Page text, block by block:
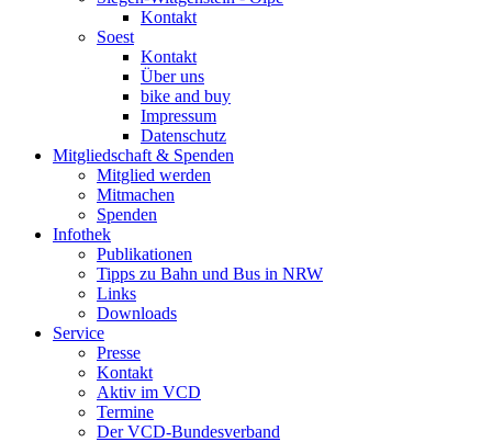
Kontakt
Soest
Kontakt
Über uns
bike and buy
Impressum
Datenschutz
Mitgliedschaft & Spenden
Mitglied werden
Mitmachen
Spenden
Infothek
Publikationen
Tipps zu Bahn und Bus in NRW
Links
Downloads
Service
Presse
Kontakt
Aktiv im VCD
Termine
Der VCD-Bundesverband